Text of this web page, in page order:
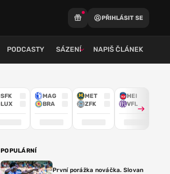
PŘIHLÁSIT SE
PODCASTY SÁZENÍ NAPIŠ ČLÁNEK
SFK
LUX
MAG
BRA
MET
ZFK
HEI
VFL
POPULÁRNÍ
První porážka nováčka. Slovan